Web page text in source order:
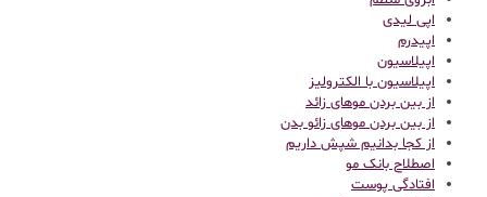
اپی لیدی
اپیدرم
اپیلاسیون
اپیلاسیون با الکترولیز
از بین بردن موهای زائد
از بین بردن موهای زائو بدن
از کجا بدانیم شپش داریم
اصطلاح بانک مو
افتادگی پوست